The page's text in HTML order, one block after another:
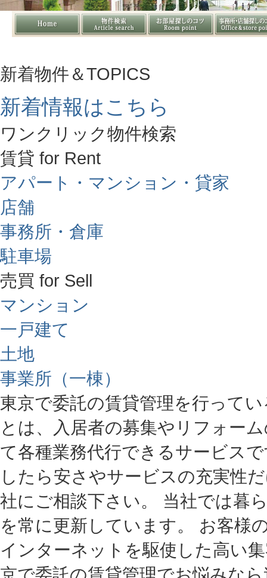
新着物件＆TOPICS
新着情報はこちら
ワンクリック物件検索
賃貸 for Rent
アパート・マンション・貸家
店舗
事務所・倉庫
駐車場
売買 for Sell
マンション
一戸建て
土地
事業所（一棟）
東京で委託の賃貸管理を行って
とは、入居者の募集やリフォー
て各種業務代行できるサービス
したら安さやサービスの充実性
社にご相談下さい。 当社では暮
を常に更新しています。 お客様
インターネットを駆使した高い